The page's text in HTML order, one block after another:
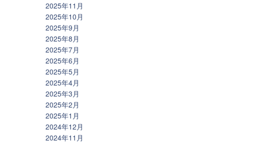
2025年11月
2025年10月
2025年9月
2025年8月
2025年7月
2025年6月
2025年5月
2025年4月
2025年3月
2025年2月
2025年1月
2024年12月
2024年11月